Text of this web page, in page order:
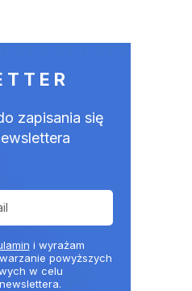
zapisania się
i wyrażam
powyższych
w celu